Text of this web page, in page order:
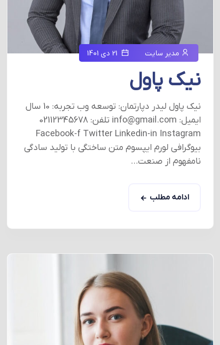
مدیر سایت
نیک پاول
نیک پاول لیدر دپارتمان: توسعه وب تجربه: 10 سال
ایمیل: info@gmail.com تلفن: 02112345678
Facebook-f Twitter Linkedin-in Instagram
بیوگرافی لورم ایپسوم متن ساختگی با تولید سادگی
نامفهوم از صنعت...
ادامه مطلب